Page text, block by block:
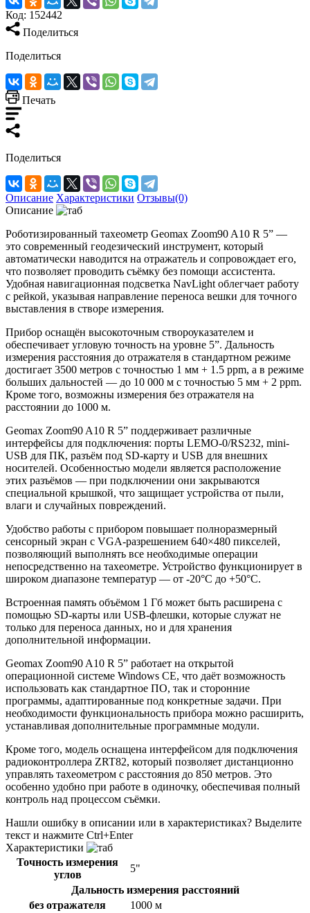
Код: 152442
Поделиться
Поделиться
Печать
Поделиться
Описание Характеристики Отзывы(0)
Описание
Роботизированный тахеометр Geomax Zoom90 A10 R 5” —
это современный геодезический инструмент, который
автоматически наводится на отражатель и сопровождает его,
что позволяет проводить съёмку без помощи ассистента.
Удобная навигационная подсветка NavLight облегчает работу
с рейкой, указывая направление переноса вешки для точного
выставления в створе измерения.
Прибор оснащён высокоточным створоуказателем и
обеспечивает угловую точность на уровне 5”. Дальность
измерения расстояния до отражателя в стандартном режиме
достигает 3500 метров с точностью 1 мм + 1.5 ppm, а в режиме
больших дальностей — до 10 000 м с точностью 5 мм + 2 ppm.
Кроме того, возможны измерения без отражателя на
расстоянии до 1000 м.
Geomax Zoom90 A10 R 5” поддерживает различные
интерфейсы для подключения: порты LEMO-0/RS232, mini-
USB для ПК, разъём под SD-карту и USB для внешних
носителей. Особенностью модели является расположение
этих разъёмов — при подключении они закрываются
специальной крышкой, что защищает устройства от пыли,
влаги и случайных повреждений.
Удобство работы с прибором повышает полноразмерный
сенсорный экран с VGA-разрешением 640×480 пикселей,
позволяющий выполнять все необходимые операции
непосредственно на тахеометре. Устройство функционирует в
широком диапазоне температур — от -20°С до +50°С.
Встроенная память объёмом 1 Гб может быть расширена с
помощью SD-карты или USB-флешки, которые служат не
только для переноса данных, но и для хранения
дополнительной информации.
Geomax Zoom90 A10 R 5” работает на открытой
операционной системе Windows CE, что даёт возможность
использовать как стандартное ПО, так и сторонние
программы, адаптированные под конкретные задачи. При
необходимости функциональность прибора можно расширить,
устанавливая дополнительные программные модули.
Кроме того, модель оснащена интерфейсом для подключения
радиоконтроллера ZRT82, который позволяет дистанционно
управлять тахеометром с расстояния до 850 метров. Это
особенно удобно при работе в одиночку, обеспечивая полный
контроль над процессом съёмки.
Нашли ошибку в описании или в характеристиках? Выделите
текст и нажмите Ctrl+Enter
Характеристики
Точность измерения
углов
5"
Дальность измерения расстояний
без отражателя
1000 м